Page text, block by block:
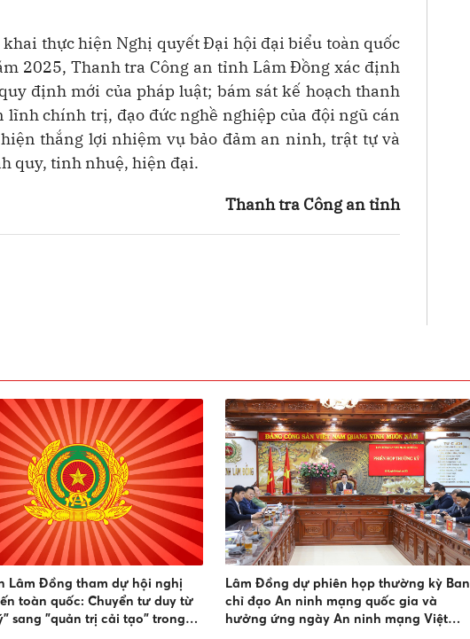
thực hiện Nghị quyết Đại hội đại biểu toàn quốc
2025, Thanh tra Công an tỉnh Lâm Đồng xác định
định mới của pháp luật; bám sát kế hoạch thanh
lĩnh chính trị, đạo đức nghề nghiệp của đội ngũ cán
thắng lợi nhiệm vụ bảo đảm an ninh, trật tự và
quy, tinh nhuệ, hiện đại.
Thanh tra Công an tỉnh
Lâm Đồng tham dự hội nghị
toàn quốc: Chuyển tư duy từ
sang "quản trị cải tạo" trong
Lâm Đồng dự phiên họp thường kỳ Ban
chỉ đạo An ninh mạng quốc gia và
hưởng ứng ngày An ninh mạng Việt